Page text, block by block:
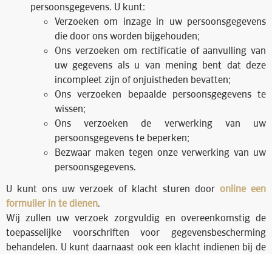
persoonsgegevens. U kunt:
Verzoeken om inzage in uw persoonsgegevens
die door ons worden bijgehouden;
Ons verzoeken om rectificatie of aanvulling van
uw gegevens als u van mening bent dat deze
incompleet zijn of onjuistheden bevatten;
Ons verzoeken bepaalde persoonsgegevens te
wissen;
Ons verzoeken de verwerking van uw
persoonsgegevens te beperken;
Bezwaar maken tegen onze verwerking van uw
persoonsgegevens.
U kunt ons uw verzoek of klacht sturen door online een
formulier in te dienen.
Wij zullen uw verzoek zorgvuldig en overeenkomstig de
toepasselijke voorschriften voor gegevensbescherming
behandelen. U kunt daarnaast ook een klacht indienen bij de